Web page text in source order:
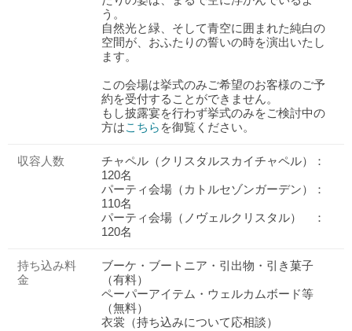
う。
自然光と緑、そして青空に囲まれた純白の
空間が、おふたりの誓いの時を演出いたし
ます。
この会場は挙式のみご希望のお客様のご予
約を受付することができません。
もし披露宴を行わず挙式のみをご検討中の
方はこちら を御覧ください。
収容人数
チャペル（クリスタルスカイチャペル）：
120名
パーティ会場（カトルセゾンガーデン）：
110名
パーティ会場（ノヴェルクリスタル） ：
120名
持ち込み料
金
ブーケ・ブートニア・引出物・引き菓子
（有料）
ペーパーアイテム・ウェルカムボード等
（無料）
衣裳（持ち込みについて応相談）